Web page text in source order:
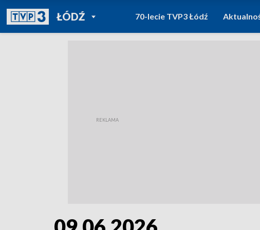
ŁÓDŹPOWRÓT DO
TVP REGIONY
70-lecie TVP3 Łódź